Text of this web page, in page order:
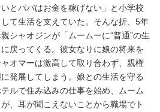
とパパはお金を稼げない」と小学校
て生活を支えていた。そんな折、5年
シャオジンが「ムームーに“普通”の生
戻ってくる。彼女なりに娘の将来を
オマーは激高して取り合わず、親権
発展してしまう。娘との生活を守る
ルで住み込みの仕事を始め、ムーム
、耳が聞こえないことから職場でト